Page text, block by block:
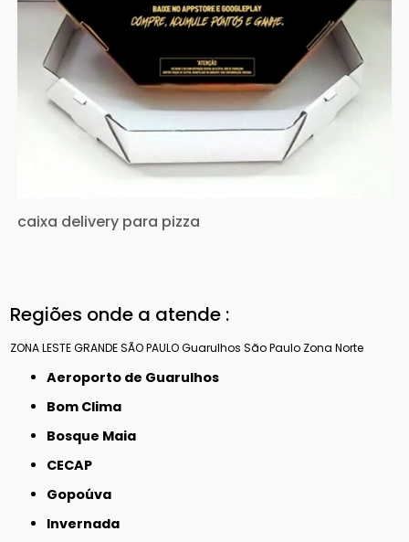
caixa delivery para pizza
Regiões onde a atende :
ZONA LESTEGRANDE SÃO PAULOGuarulhos São Paulo Zona Norte
Aeroporto de Guarulhos
Bom Clima
Bosque Maia
CECAP
Gopoúva
Invernada